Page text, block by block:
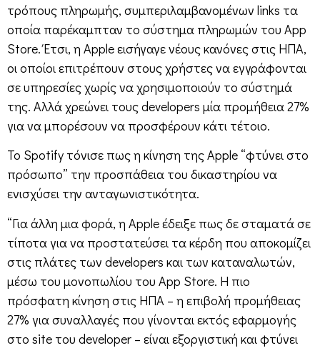
τρόπους πληρωμής, συμπεριλαμβανομένων links τα
οποία παρέκαμπταν το σύστημα πληρωμών του App
Store. Έτσι, η Apple εισήγαγε νέους κανόνες στις ΗΠΑ,
οι οποίοι επιτρέπουν στους χρήστες να εγγράφονται
σε υπηρεσίες χωρίς να χρησιμοποιούν το σύστημά
της. Αλλά χρεώνει τους developers μία προμήθεια 27%
για να μπορέσουν να προσφέρουν κάτι τέτοιο.
Το Spotify τόνισε πως η κίνηση της Apple “φτύνει στο
πρόσωπο” την προσπάθεια του δικαστηρίου να
ενισχύσει την ανταγωνιστικότητα.
“Για άλλη μια φορά, η Apple έδειξε πως δε σταματά σε
τίποτα για να προστατεύσει τα κέρδη που αποκομίζει
στις πλάτες των developers και των καταναλωτών,
μέσω του μονοπωλίου του App Store. Η πιο
πρόσφατη κίνηση στις ΗΠΑ – η επιβολή προμήθειας
27% για συναλλαγές που γίνονται εκτός εφαρμογής
στο site του developer – είναι εξοργιστική και φτύνει